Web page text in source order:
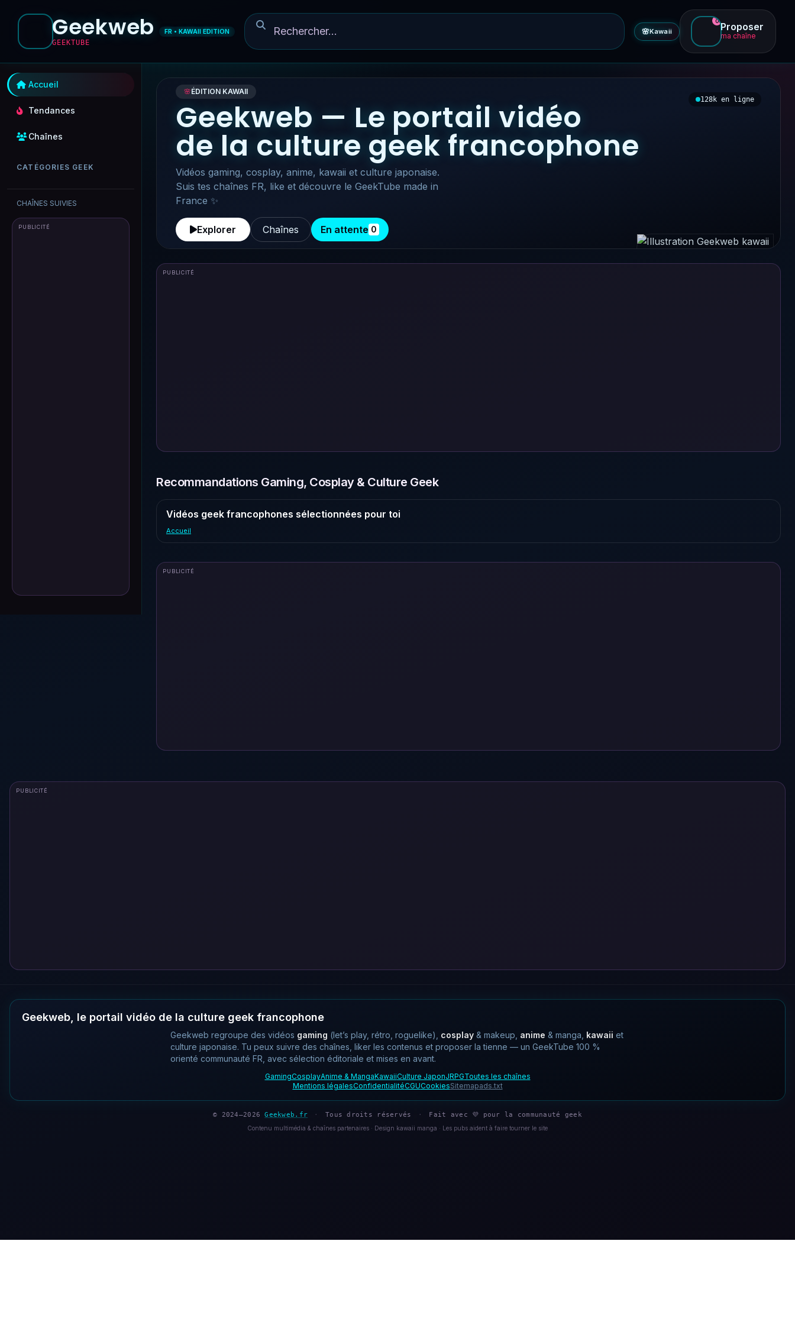
Geekweb
GEEKTUBE
FR • KAWAII EDITION 🌸Kawaii
0 Proposer
ma chaîne
Accueil
Tendances
Chaînes
CATÉGORIES GEEK
CHAÎNES SUIVIES
PUBLICITÉ
🌸ÉDITION KAWAII
Geekweb — Le portail vidéo
de la culture geek francophone
Vidéos gaming, cosplay, anime, kawaii et culture japonaise.
Suis tes chaînes FR, like et découvre le GeekTube made in
France ✨
Explorer Chaînes En attente 0
128k en ligne
PUBLICITÉ
Recommandations Gaming, Cosplay & Culture Geek
Vidéos geek francophones sélectionnées pour toi
Accueil
PUBLICITÉ
PUBLICITÉ
Geekweb, le portail vidéo de la culture geek francophone
Geekweb regroupe des vidéos gaming (let’s play, rétro, roguelike), cosplay & makeup, anime & manga, kawaii et
culture japonaise. Tu peux suivre des chaînes, liker les contenus et proposer la tienne — un GeekTube 100 %
orienté communauté FR, avec sélection éditoriale et mises en avant.
GamingCosplayAnime & MangaKawaiiCulture JaponJRPGToutes les chaînes
Mentions légalesConfidentialitéCGUCookiesSitemapads.txt
© 2024–2026Geekweb.fr · Tous droits réservés · Fait avec 💜 pour la communauté geek
Contenu multimédia & chaînes partenaires · Design kawaii manga · Les pubs aident à faire tourner le site